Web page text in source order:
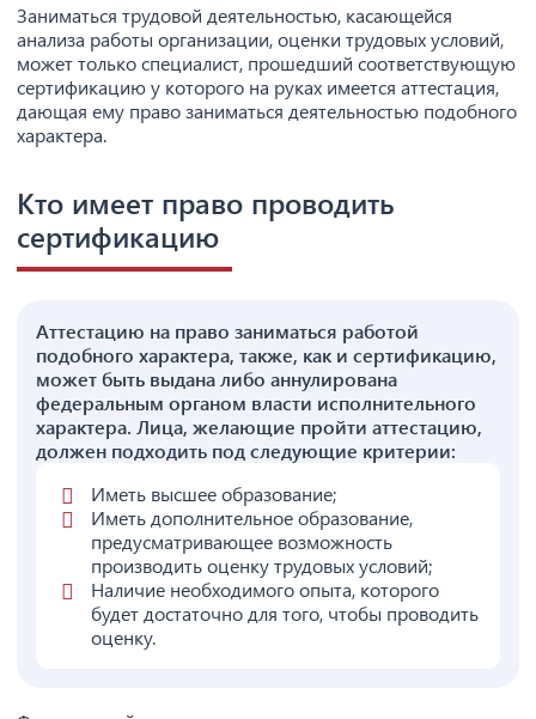
Заниматься трудовой деятельностью, касающейся
анализа работы организации, оценки трудовых условий,
может только специалист, прошедший соответствующую
сертификацию у которого на руках имеется аттестация,
дающая ему право заниматься деятельностью подобного
характера.
Кто имеет право проводить
сертификацию
Аттестацию на право заниматься работой
подобного характера, также, как и сертификацию,
может быть выдана либо аннулирована
федеральным органом власти исполнительного
характера. Лица, желающие пройти аттестацию,
должен подходить под следующие критерии:
Иметь высшее образование;
Иметь дополнительное образование,
предусматривающее возможность
производить оценку трудовых условий;
Наличие необходимого опыта, которого
будет достаточно для того, чтобы проводить
оценку.